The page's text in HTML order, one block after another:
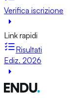
Verifica iscrizione
Link rapidi
Risultati
Ediz. 2026